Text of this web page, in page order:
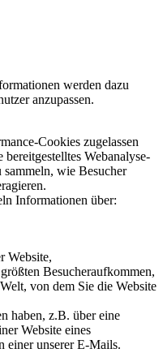
werden dazu
anzupassen.
Cookies zugelassen
Webanalyse-
sammeln, wie Besucher
Informationen über:
Website,
Besucheraufkommen,
von dem Sie die Website
haben, z.B. über eine
Website eines
einer unserer E-Mails.